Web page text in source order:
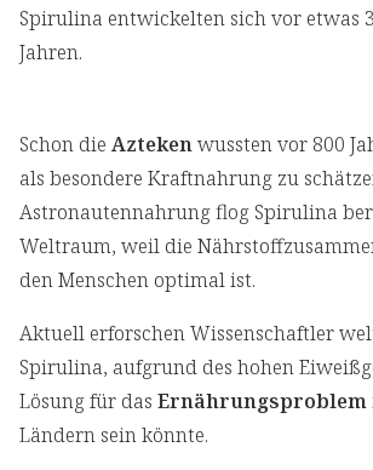
Spirulina entwickelten sich vor etwas
Jahren.
Schon die Aztekenwussten vor 800
als besondere Kraftnahrung zu
Astronautennahrung flog Spirulina
Weltraum, weil die
den Menschen optimal ist.
Aktuell erforschen Wissenschaftler
Spirulina, aufgrund des hohen
Lösung für das Ernährungsproblem
Ländern sein könnte.